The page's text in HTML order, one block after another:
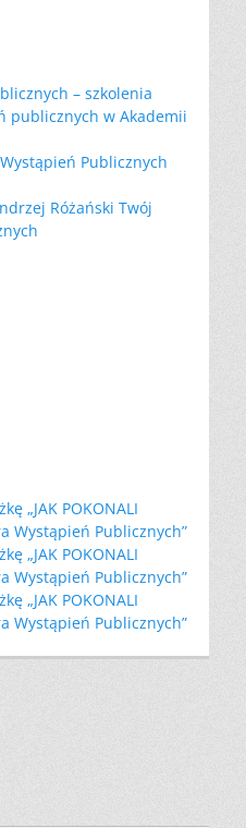
– szkolenia
publicznych w Akademii
Publicznych
Różański Twój
„JAK POKONALI
Wystąpień Publicznych”
„JAK POKONALI
Wystąpień Publicznych”
„JAK POKONALI
Wystąpień Publicznych”